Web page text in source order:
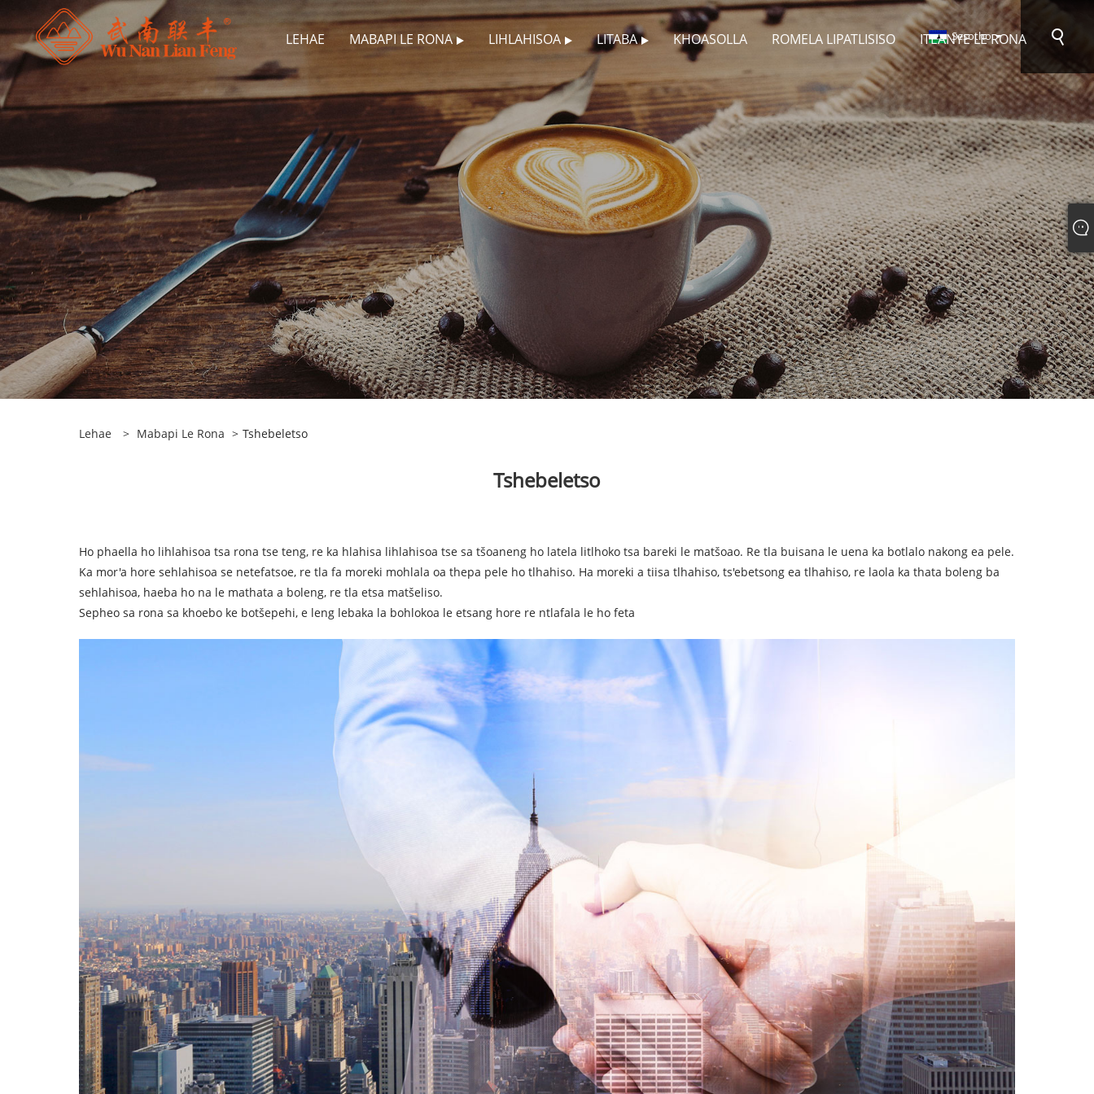
LEHAE MABAPI LE RONA LIHLAHISOA LITABA KHOASOLLA ROMELA LIPATLISISO ITEANYE LE RONA
Sesotho
Lehae > Mabapi Le Rona > Tshebeletso
Tshebeletso
Ho phaella ho lihlahisoa tsa rona tse teng, re ka hlahisa lihlahisoa tse sa tšoaneng ho latela litlhoko tsa bareki le matšoao. Re tla buisana le uena ka botlalo nakong ea pele.
Ka mor'a hore sehlahisoa se netefatsoe, re tla fa moreki mohlala oa thepa pele ho tlhahiso. Ha moreki a tiisa tlhahiso, ts'ebetsong ea tlhahiso, re laola ka thata boleng ba
sehlahisoa, haeba ho na le mathata a boleng, re tla etsa matšeliso.
Sepheo sa rona sa khoebo ke botšepehi, e leng lebaka la bohlokoa le etsang hore re ntlafala le ho feta